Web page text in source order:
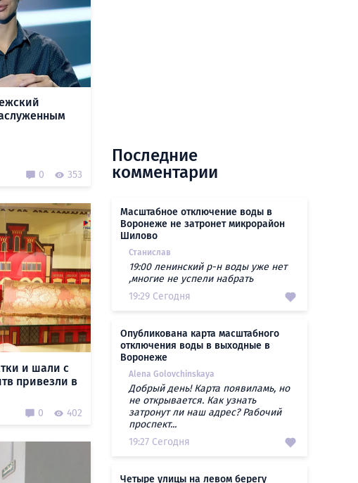
0 353
и шали с
привезли в
0 402
Последние
комментарии
Масштабное отключение воды в
Воронеже не затронет микрорайон
Шилово
Станислав
19:00 ленинский р-н воды уже нет
,многие не успели набрать
19:29 Сегодня
Опубликована карта масштабного
отключения воды в выходные в
Воронеже
Alena Golovchinskaya
Добрый день! Карта появиламь, но
не открывается. Как узнать
затронут ли наш адрес? Рабочий
проспект...
19:27 Сегодня
Четыре улицы на левом берегу